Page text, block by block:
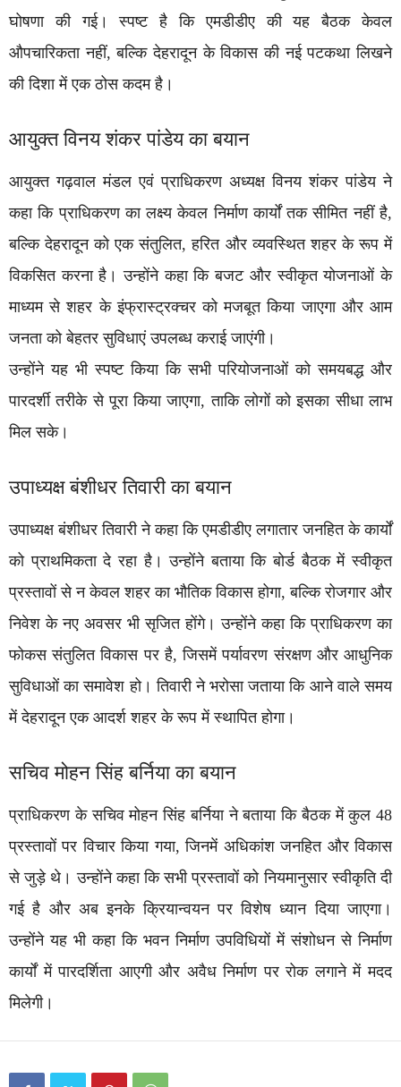
घोषणा की गई। स्पष्ट है कि एमडीडीए की यह बैठक केवल
औपचारिकता नहीं, बल्कि देहरादून के विकास की नई पटकथा लिखने
की दिशा में एक ठोस कदम है।
आयुक्त विनय शंकर पांडेय का बयान
आयुक्त गढ़वाल मंडल एवं प्राधिकरण अध्यक्ष विनय शंकर पांडेय ने
कहा कि प्राधिकरण का लक्ष्य केवल निर्माण कार्यों तक सीमित नहीं है,
बल्कि देहरादून को एक संतुलित, हरित और व्यवस्थित शहर के रूप में
विकसित करना है। उन्होंने कहा कि बजट और स्वीकृत योजनाओं के
माध्यम से शहर के इंफ्रास्ट्रक्चर को मजबूत किया जाएगा और आम
जनता को बेहतर सुविधाएं उपलब्ध कराई जाएंगी।
उन्होंने यह भी स्पष्ट किया कि सभी परियोजनाओं को समयबद्ध और
पारदर्शी तरीके से पूरा किया जाएगा, ताकि लोगों को इसका सीधा लाभ
मिल सके।
उपाध्यक्ष बंशीधर तिवारी का बयान
उपाध्यक्ष बंशीधर तिवारी ने कहा कि एमडीडीए लगातार जनहित के कार्यों
को प्राथमिकता दे रहा है। उन्होंने बताया कि बोर्ड बैठक में स्वीकृत
प्रस्तावों से न केवल शहर का भौतिक विकास होगा, बल्कि रोजगार और
निवेश के नए अवसर भी सृजित होंगे। उन्होंने कहा कि प्राधिकरण का
फोकस संतुलित विकास पर है, जिसमें पर्यावरण संरक्षण और आधुनिक
सुविधाओं का समावेश हो। तिवारी ने भरोसा जताया कि आने वाले समय
में देहरादून एक आदर्श शहर के रूप में स्थापित होगा।
सचिव मोहन सिंह बर्निया का बयान
प्राधिकरण के सचिव मोहन सिंह बर्निया ने बताया कि बैठक में कुल 48
प्रस्तावों पर विचार किया गया, जिनमें अधिकांश जनहित और विकास
से जुड़े थे। उन्होंने कहा कि सभी प्रस्तावों को नियमानुसार स्वीकृति दी
गई है और अब इनके क्रियान्वयन पर विशेष ध्यान दिया जाएगा।
उन्होंने यह भी कहा कि भवन निर्माण उपविधियों में संशोधन से निर्माण
कार्यों में पारदर्शिता आएगी और अवैध निर्माण पर रोक लगाने में मदद
मिलेगी।